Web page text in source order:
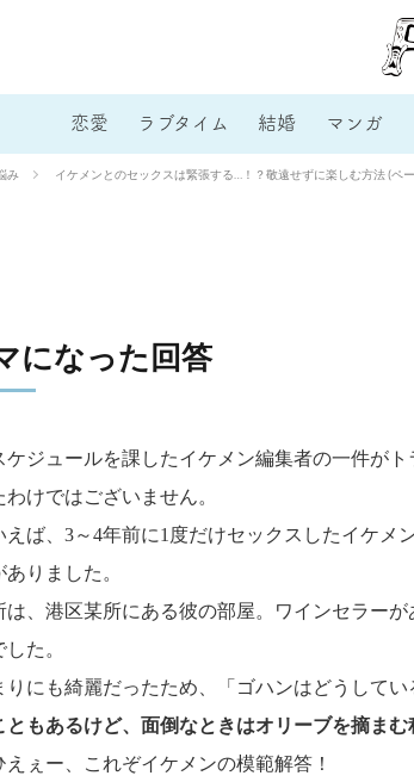
恋愛 ラブタイム 結婚 マンガ
み イケメンとのセックスは緊張する…！？敬遠せずに楽しむ方法 (ペ
になった回答
ケジュールを課したイケメン編集者の一件が
けではございません。
えば、3～4年前に1度だけセックスしたイケメ
りました。
は、港区某所にある彼の部屋。ワインセラー
た。
りにも綺麗だったため、「ゴハンはどうしてい
ともあるけど、面倒なときはオリーブを摘まむ
ぇー、これぞイケメンの模範解答！